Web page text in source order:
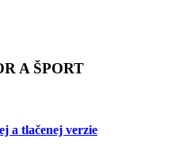
A ŠPORT
a tlačenej verzie